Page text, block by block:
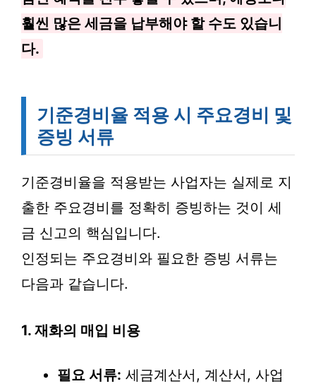
훨씬 많은 세금을 납부해야 할 수도 있습니
다.
기준경비율 적용 시 주요경비 및
증빙 서류
기준경비율을 적용받는 사업자는 실제로 지
출한 주요경비를 정확히 증빙하는 것이 세
금 신고의 핵심입니다.
인정되는 주요경비와 필요한 증빙 서류는
다음과 같습니다.
1. 재화의 매입 비용
필요 서류: 세금계산서, 계산서, 사업